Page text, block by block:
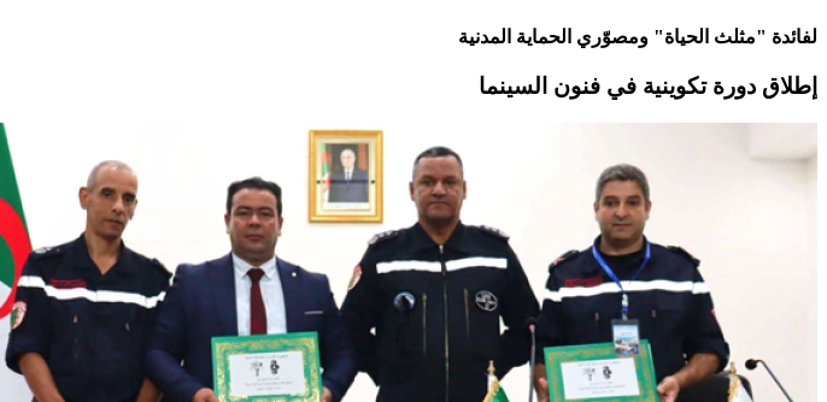
لفائدة "مثلث الحياة" ومصوّري الحماية المدنية
إطلاق دورة تكوينية في فنون السينما